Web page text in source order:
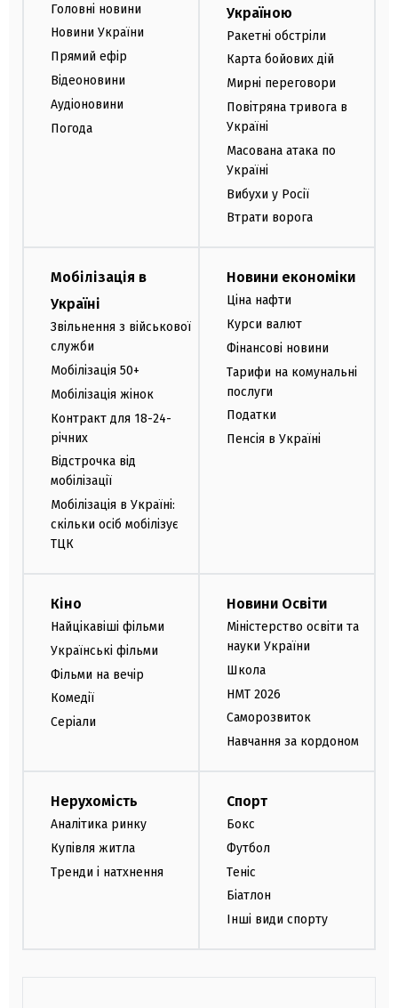
Головні новини
Новини України
Прямий ефір
Відеоновини
Аудіоновини
Погода
Україною
Ракетні обстріли
Карта бойових дій
Мирні переговори
Повітряна тривога в
Україні
Масована атака по
Україні
Вибухи у Росії
Втрати ворога
Мобілізація в
Україні
Звільнення з військової
служби
Мобілізація 50+
Мобілізація жінок
Контракт для 18-24-
річних
Відстрочка від
мобілізації
Мобілізація в Україні:
скільки осіб мобілізує
ТЦК
Новини економіки
Ціна нафти
Курси валют
Фінансові новини
Тарифи на комунальні
послуги
Податки
Пенсія в Україні
Кіно
Найцікавіші фільми
Українські фільми
Фільми на вечір
Комедії
Серіали
Новини Освіти
Міністерство освіти та
науки України
Школа
НМТ 2026
Саморозвиток
Навчання за кордоном
Нерухомість
Аналітика ринку
Купівля житла
Тренди і натхнення
Спорт
Бокс
Футбол
Теніс
Біатлон
Інші види спорту